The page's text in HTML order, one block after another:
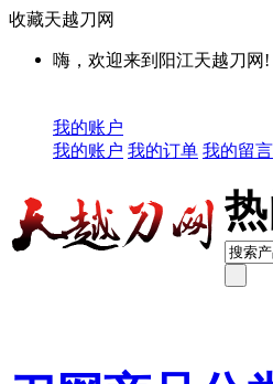
收藏天越刀网
嗨，欢迎来到阳江天越刀网!
我的账户
我的账户 我的订单 我的留言